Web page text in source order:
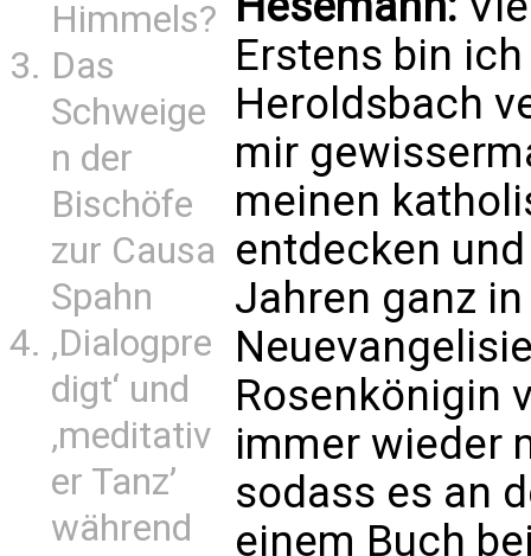
Himmels?
Das
Schweige
n der
Bischöfe
zur Causa
Spahn
‚Dialogpre
digt‘ und
‚meditativ
er Tanz’
während
Erstens bin
Heroldsbach
mir
meinen
entdecken
Jahren ganz
Rosenkönigin
immer wieder
sodass es an
einem Buch